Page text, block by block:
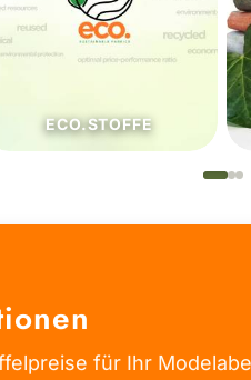
JEANSOPTIK
für Ihr